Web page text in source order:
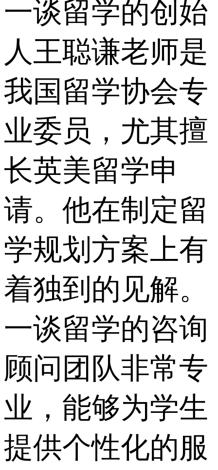
一谈留学的创始
人王聪谦老师是
我国留学协会专
业委员，尤其擅
长英美留学申
请。他在制定留
学规划方案上有
着独到的见解。
一谈留学的咨询
顾问团队非常专
业，能够为学生
提供个性化的服